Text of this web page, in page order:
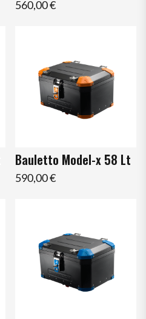
560,00 €
Bauletto Model-x 58 Lt
590,00 €